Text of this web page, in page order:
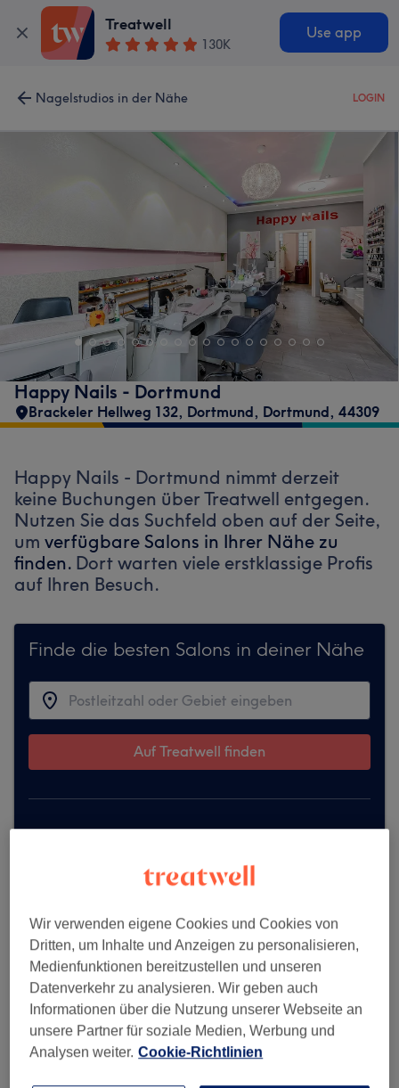
Treatwell
130K
Use app
Nagelstudios in der Nähe LOGIN
Happy Nails - Dortmund
Brackeler Hellweg 132, Dortmund, Dortmund, 44309
Happy Nails - Dortmund nimmt derzeit
keine Buchungen über Treatwell entgegen.
Nutzen Sie das Suchfeld oben auf der Seite,
um verfügbare Salons in Ihrer Nähe zu
finden. Dort warten viele erstklassige Profis
auf Ihren Besuch.
Finde die besten Salons in deiner Nähe
Auf Treatwell finden
Mehr Salons anzeigen
Wir verwenden eigene Cookies und Cookies von
Dritten, um Inhalte und Anzeigen zu personalisieren,
Medienfunktionen bereitzustellen und unseren
Datenverkehr zu analysieren. Wir geben auch
Informationen über die Nutzung unserer Webseite an
unsere Partner für soziale Medien, Werbung und
Analysen weiter. Cookie-Richtlinien